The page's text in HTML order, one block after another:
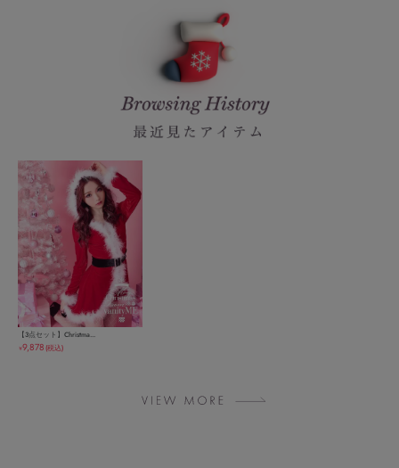
【3点セット】Christma...
￥9,878(税込)